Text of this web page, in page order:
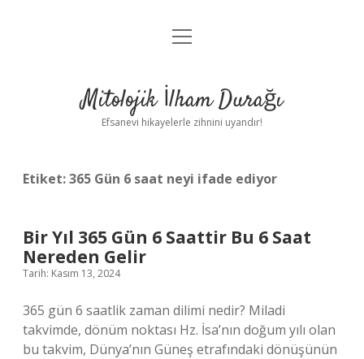
Anasayfa
Yasal Uyarı
menüyü
Mitolojik İlham Durağı
Efsanevi hikayelerle zihnini uyandır!
Etiket:365 Gün 6 saat neyi ifade ediyor
Bir Yıl 365 Gün 6 Saattir Bu 6 Saat
Nereden Gelir
Tarih: Kasım 13, 2024
365 gün 6 saatlik zaman dilimi nedir? Miladi
takvimde, dönüm noktası Hz. İsa’nın doğum yılı olan
bu takvim, Dünya’nın Güneş etrafındaki dönüşünün